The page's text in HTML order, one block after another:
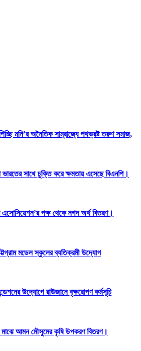
মনি’র অনৈতিক সাম্রাজ্যে পথভ্রষ্ট তরুণ সমাজ,
সাথে চুক্তি করে ক্ষমতায় এসেছে বিএনপি।
এসোসিয়েশন’র পক্ষ থেকে নগদ অর্থ বিতরণ।
মডেল স্কুলের ব্যতিক্রমী উদ্যোগ
উদ্যোগে রাউজানে বৃক্ষরোপণ কর্মসূচি
মাঝে আমন মৌসুমের কৃষি উপকরণ বিতরণ।